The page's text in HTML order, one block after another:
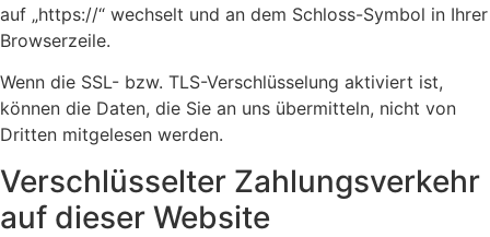
auf „https://“ wechselt und an dem Schloss-Symbol in Ihrer
Browserzeile.
Wenn die SSL- bzw. TLS-Verschlüsselung aktiviert ist,
können die Daten, die Sie an uns übermitteln, nicht von
Dritten mitgelesen werden.
Verschlüsselter Zahlungsverkehr
auf dieser Website